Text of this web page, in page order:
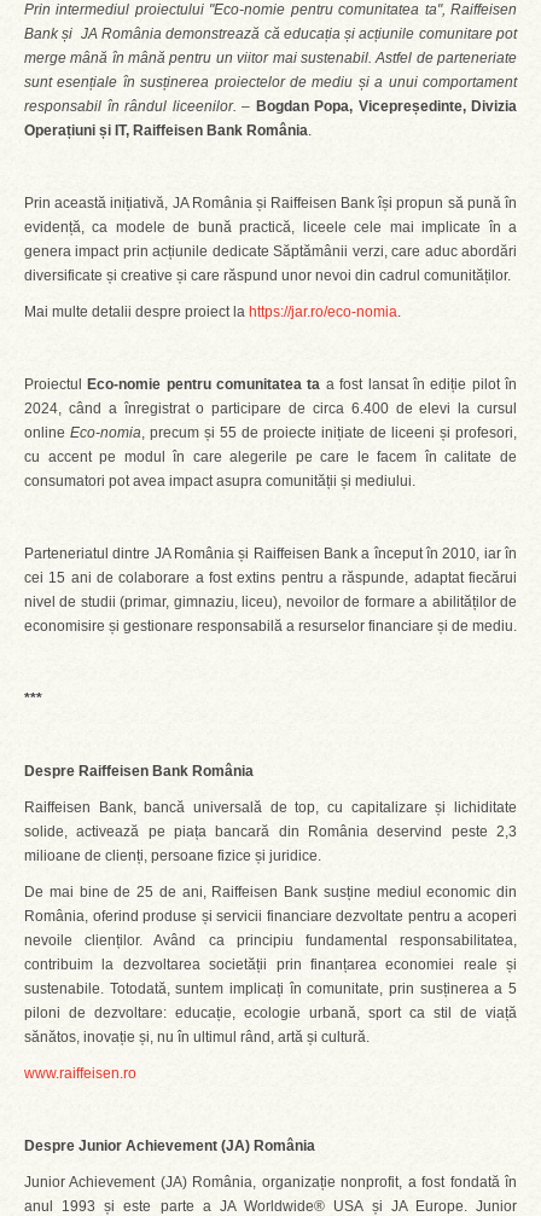
Prin intermediul proiectului "Eco-nomie pentru comunitatea ta", Raiffeisen
Bank și JA România demonstrează că educația și acțiunile comunitare pot
merge mână în mână pentru un viitor mai sustenabil. Astfel de parteneriate
sunt esențiale în susținerea proiectelor de mediu și a unui comportament
responsabil în rândul liceenilor. – Bogdan Popa, Vicepreședinte, Divizia
Operațiuni și IT, Raiffeisen Bank România.
Prin această inițiativă, JA România și Raiffeisen Bank își propun să pună în
evidență, ca modele de bună practică, liceele cele mai implicate în a
genera impact prin acțiunile dedicate Săptămânii verzi, care aduc abordări
diversificate și creative și care răspund unor nevoi din cadrul comunităților.
Mai multe detalii despre proiect la https://jar.ro/eco-nomia.
Proiectul Eco-nomie pentru comunitatea ta a fost lansat în ediție pilot în
2024, când a înregistrat o participare de circa 6.400 de elevi la cursul
online Eco-nomia, precum și 55 de proiecte inițiate de liceeni și profesori,
cu accent pe modul în care alegerile pe care le facem în calitate de
consumatori pot avea impact asupra comunității și mediului.
Parteneriatul dintre JA România și Raiffeisen Bank a început în 2010, iar în
cei 15 ani de colaborare a fost extins pentru a răspunde, adaptat fiecărui
nivel de studii (primar, gimnaziu, liceu), nevoilor de formare a abilităților de
economisire și gestionare responsabilă a resurselor financiare și de mediu.
***
Despre Raiffeisen Bank România
Raiffeisen Bank, bancă universală de top, cu capitalizare și lichiditate
solide, activează pe piața bancară din România deservind peste 2,3
milioane de clienți, persoane fizice și juridice.
De mai bine de 25 de ani, Raiffeisen Bank susține mediul economic din
România, oferind produse și servicii financiare dezvoltate pentru a acoperi
nevoile clienților. Având ca principiu fundamental responsabilitatea,
contribuim la dezvoltarea societății prin finanțarea economiei reale și
sustenabile. Totodată, suntem implicați în comunitate, prin susținerea a 5
piloni de dezvoltare: educație, ecologie urbană, sport ca stil de viață
sănătos, inovație și, nu în ultimul rând, artă și cultură.
www.raiffeisen.ro
Despre Junior Achievement (JA) România
Junior Achievement (JA) România, organizație nonprofit, a fost fondată în
anul 1993 și este parte a JA Worldwide® USA și JA Europe. Junior